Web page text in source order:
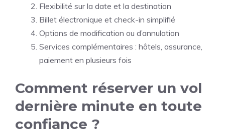
Flexibilité sur la date et la destination
Billet électronique et check-in simplifié
Options de modification ou d’annulation
Services complémentaires : hôtels, assurance,
paiement en plusieurs fois
Comment réserver un vol
dernière minute en toute
confiance ?